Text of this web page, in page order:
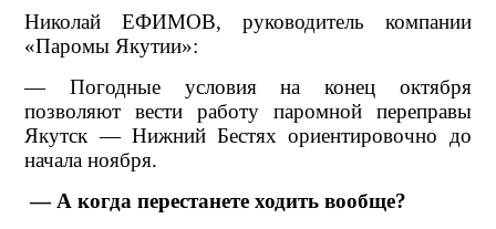
Николай ЕФИМОВ, руководитель компании
«Паромы Якутии»:
— Погодные условия на конец октября
позволяют вести работу паромной переправы
Якутск — Нижний Бестях ориентировочно до
начала ноября.
— А когда перестанете ходить вообще?